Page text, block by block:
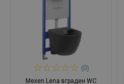
(0)
Mexen Lena вграден WC